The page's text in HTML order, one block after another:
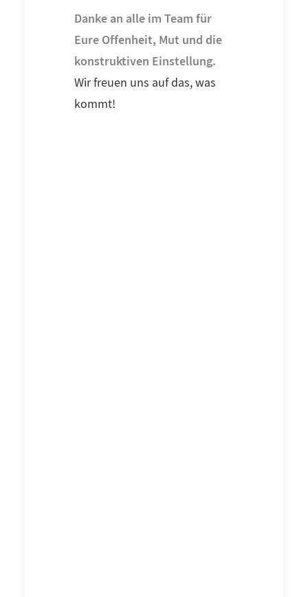
Danke an alle im Team für
Eure Offenheit, Mut und die
konstruktiven Einstellung.
Wir freuen uns auf das, was
kommt!